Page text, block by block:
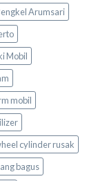
Arumsari
Mobil
mobil
cylinder rusak
bagus